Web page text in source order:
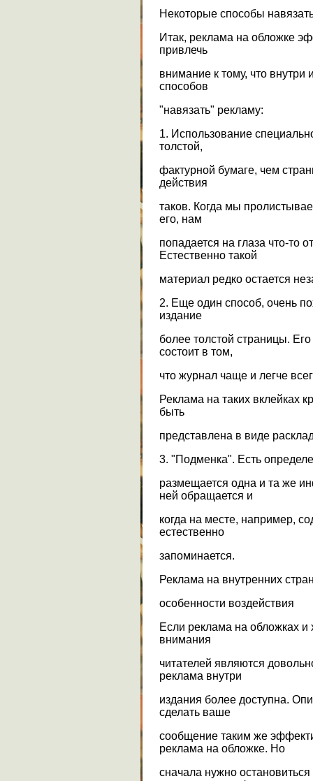
Некоторые способы
Итак, реклама на обложке
привлечь
внимание к тому, что внутри
способов
"навязать" рекламу:
1. Использование
толстой,
фактурной бумаге, чем
действия
таков. Когда мы
его, нам
попадается на глаза что-то
Естественно такой
материал редко остается
2. Еще один способ, очень
издание
более толстой страницы.
состоит в том,
что журнал чаще и легче
Реклама на таких вклейках
быть
представлена в виде
3. "Подменка". Есть
размещается одна и та же
ней обращается и
когда на месте, например,
естественно
запоминается.
Реклама на внутренних
особенности воздействия
Если реклама на обложках
внимания
читателей являются
реклама внутри
издания более доступна.
сделать ваше
сообщение таким же
реклама на обложке. Но
сначала нужно